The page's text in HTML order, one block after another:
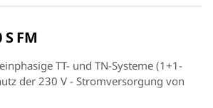
S FM
TT- und TN-Systeme (1+1-
der 230 V - Stromversorgung von